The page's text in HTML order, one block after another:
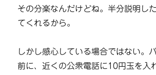
その分楽なんだけどね。半分説明し
てくれるから。
しかし感心している場合ではない。
前に、近くの公衆電話に10円玉を入